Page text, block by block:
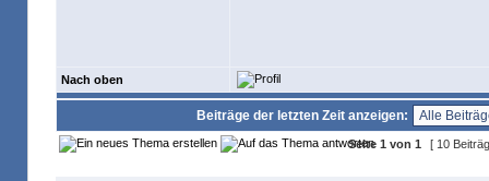
Nach oben
Beiträge der letzten Zeit anzeigen:
Seite 1 von 1 [ 10